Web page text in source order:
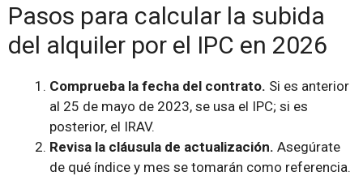
Pasos para calcular la subida
del alquiler por el IPC en 2026
Comprueba la fecha del contrato. Si es anterior
al 25 de mayo de 2023, se usa el IPC; si es
posterior, el IRAV.
Revisa la cláusula de actualización. Asegúrate
de qué índice y mes se tomarán como referencia.